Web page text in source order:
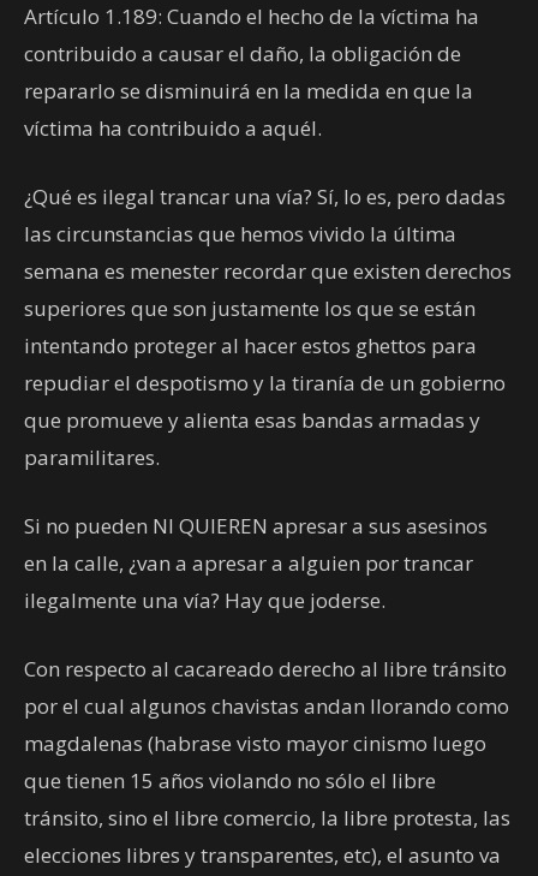
Artículo 1.189: Cuando el hecho de la víctima ha
contribuido a causar el daño, la obligación de
repararlo se disminuirá en la medida en que la
víctima ha contribuido a aquél.
¿Qué es ilegal trancar una vía? Sí, lo es, pero dadas
las circunstancias que hemos vivido la última
semana es menester recordar que existen derechos
superiores que son justamente los que se están
intentando proteger al hacer estos ghettos para
repudiar el despotismo y la tiranía de un gobierno
que promueve y alienta esas bandas armadas y
paramilitares.
Si no pueden NI QUIEREN apresar a sus asesinos
en la calle, ¿van a apresar a alguien por trancar
ilegalmente una vía? Hay que joderse.
Con respecto al cacareado derecho al libre tránsito
por el cual algunos chavistas andan llorando como
magdalenas (habrase visto mayor cinismo luego
que tienen 15 años violando no sólo el libre
tránsito, sino el libre comercio, la libre protesta, las
elecciones libres y transparentes, etc), el asunto va